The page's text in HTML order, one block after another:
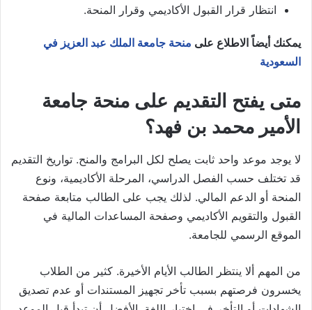
انتظار قرار القبول الأكاديمي وقرار المنحة.
يمكنك أيضاً الاطلاع على منحة جامعة الملك عبد العزيز في
السعودية
متى يفتح التقديم على منحة جامعة
الأمير محمد بن فهد؟
لا يوجد موعد واحد ثابت يصلح لكل البرامج والمنح. تواريخ التقديم
قد تختلف حسب الفصل الدراسي، المرحلة الأكاديمية، ونوع
المنحة أو الدعم المالي. لذلك يجب على الطالب متابعة صفحة
القبول والتقويم الأكاديمي وصفحة المساعدات المالية في
الموقع الرسمي للجامعة.
من المهم ألا ينتظر الطالب الأيام الأخيرة. كثير من الطلاب
يخسرون فرصتهم بسبب تأخر تجهيز المستندات أو عدم تصديق